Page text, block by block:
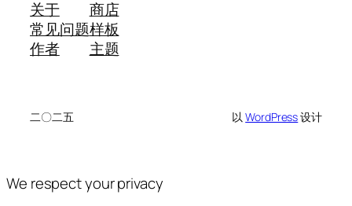
关于
常见问题
作者
商店
样板
主题
二〇二五 以WordPress设计
We respect your privacy